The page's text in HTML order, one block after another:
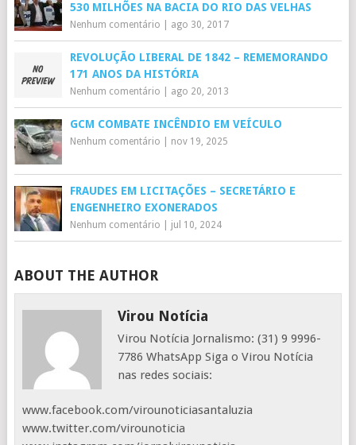
530 MILHÕES NA BACIA DO RIO DAS VELHAS
Nenhum comentário ago 30, 2017
REVOLUÇÃO LIBERAL DE 1842 – REMEMORANDO
171 ANOS DA HISTÓRIA
Nenhum comentário ago 20, 2013
GCM COMBATE INCÊNDIO EM VEÍCULO
Nenhum comentário nov 19, 2025
FRAUDES EM LICITAÇÕES – SECRETÁRIO E
ENGENHEIRO EXONERADOS
Nenhum comentário jul 10, 2024
ABOUT THE AUTHOR
Virou Notícia
Virou Notícia Jornalismo: (31) 9 9996-
7786 WhatsApp Siga o Virou Notícia
nas redes sociais:
www.facebook.com/virounoticiasantaluzia
www.twitter.com/virounoticia